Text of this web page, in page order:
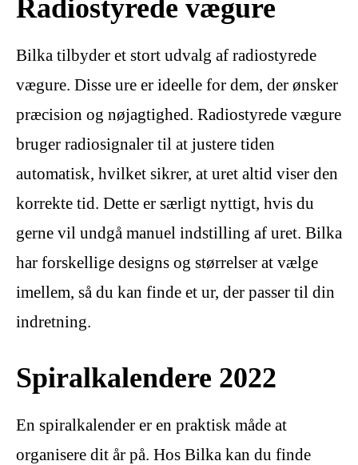
Radiostyrede vægure
Bilka tilbyder et stort udvalg af radiostyrede
vægure. Disse ure er ideelle for dem, der ønsker
præcision og nøjagtighed. Radiostyrede vægure
bruger radiosignaler til at justere tiden
automatisk, hvilket sikrer, at uret altid viser den
korrekte tid. Dette er særligt nyttigt, hvis du
gerne vil undgå manuel indstilling af uret. Bilka
har forskellige designs og størrelser at vælge
imellem, så du kan finde et ur, der passer til din
indretning.
Spiralkalendere 2022
En spiralkalender er en praktisk måde at
organisere dit år på. Hos Bilka kan du finde